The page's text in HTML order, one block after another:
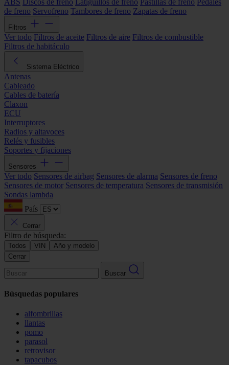
de freno Servofreno Tambores de freno Zapatas de freno
Filtros
Ver todo Filtros de aceite Filtros de aire Filtros de combustible
Filtros de habitáculo
Sistema Eléctrico
Antenas
Cableado
Cables de batería
Claxon
ECU
Interruptores
Radios y altavoces
Relés y fusibles
Soportes y fijaciones
Sensores
Ver todo Sensores de airbag Sensores de alarma Sensores de freno
Sensores de motor Sensores de temperatura Sensores de transmisión
Sondas lambda
País
Cerrar
Filtro de búsqueda:
Todos VIN
Año y modelo
Cerrar
Buscar
Búsquedas populares
alfombrillas
llantas
pomo
parasol
retrovisor
tapacubos